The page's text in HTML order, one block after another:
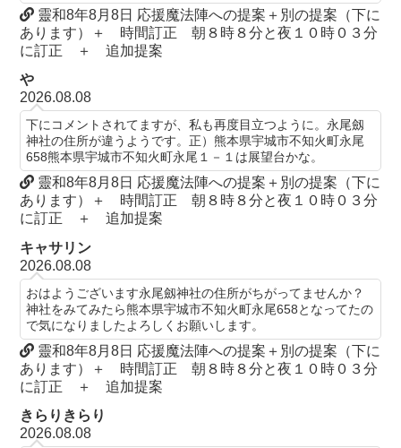
靈和8年8月8日 応援魔法陣への提案＋別の提案（下に
あります）＋ 時間訂正 朝８時８分と夜１０時０３分
に訂正 ＋ 追加提案
や
2026.08.08
下にコメントされてますが、私も再度目立つように。永尾劔
神社の住所が違うようです。正）熊本県宇城市不知火町永尾
658熊本県宇城市不知火町永尾１－１は展望台かな。
靈和8年8月8日 応援魔法陣への提案＋別の提案（下に
あります）＋ 時間訂正 朝８時８分と夜１０時０３分
に訂正 ＋ 追加提案
キャサリン
2026.08.08
おはようございます永尾劔神社の住所がちがってませんか？
神社をみてみたら熊本県宇城市不知火町永尾658となってたの
で気になりましたよろしくお願いします。
靈和8年8月8日 応援魔法陣への提案＋別の提案（下に
あります）＋ 時間訂正 朝８時８分と夜１０時０３分
に訂正 ＋ 追加提案
きらりきらり
2026.08.08